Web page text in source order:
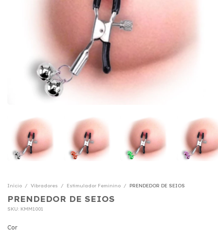
Início / Vibradores / Estimulador Feminino / PRENDEDOR DE SEIOS
PRENDEDOR DE SEIOS
SKU: KMM1001
Cor